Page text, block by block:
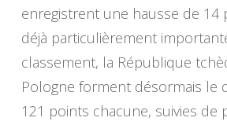
enregistrent une hausse de 14
déjà particulièrement
classement, la République
Pologne forment désormais le
121 points chacune, suivies de